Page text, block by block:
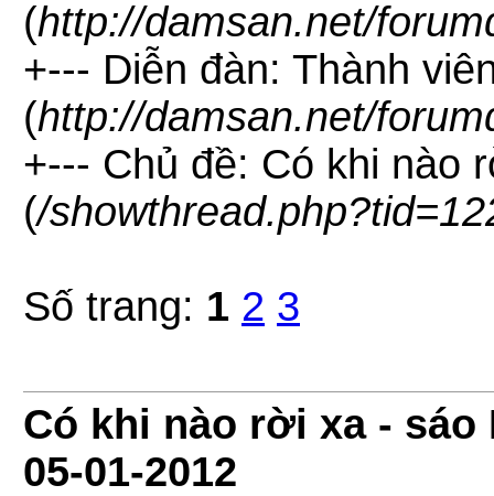
(http://damsan.net/
+--- Diễn đàn: Thành
(http://damsan.net/
+--- Chủ đề: Có khi nào
(/
Số trang: 1 2 3
Có khi nào rời xa - sáo
05-01-2012